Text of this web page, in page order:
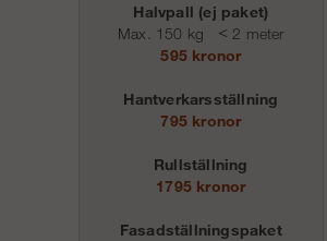
Halvpall (ej paket)
Max. 150 kg < 2 meter
595 kronor
Hantverkarsställning
795 kronor
Rullställning
1795 kronor
Fasadställningspaket